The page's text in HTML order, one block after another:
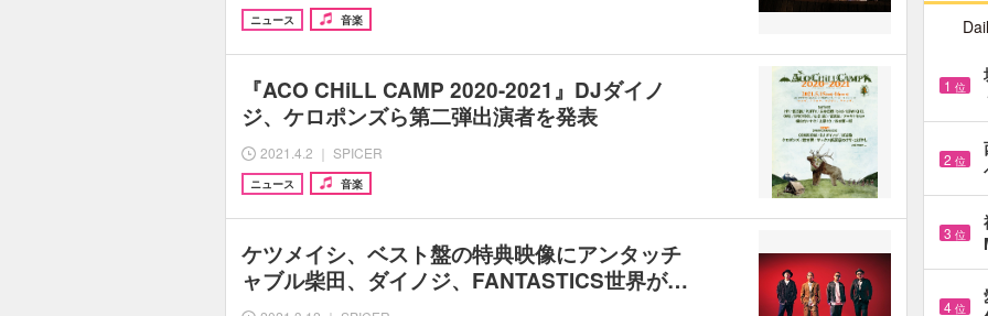
ニュース 音楽
『ACO CHiLL CAMP 2020-2021』DJダイノ
ジ、ケロポンズら第二弾出演者を発表
2021.4.2 ｜ SPICER
ニュース 音楽
ケツメイシ、ベスト盤の特典映像にアンタッチ
ャブル柴田、ダイノジ、FANTASTICS世界が…
1 位
2 位
3 位
4 位